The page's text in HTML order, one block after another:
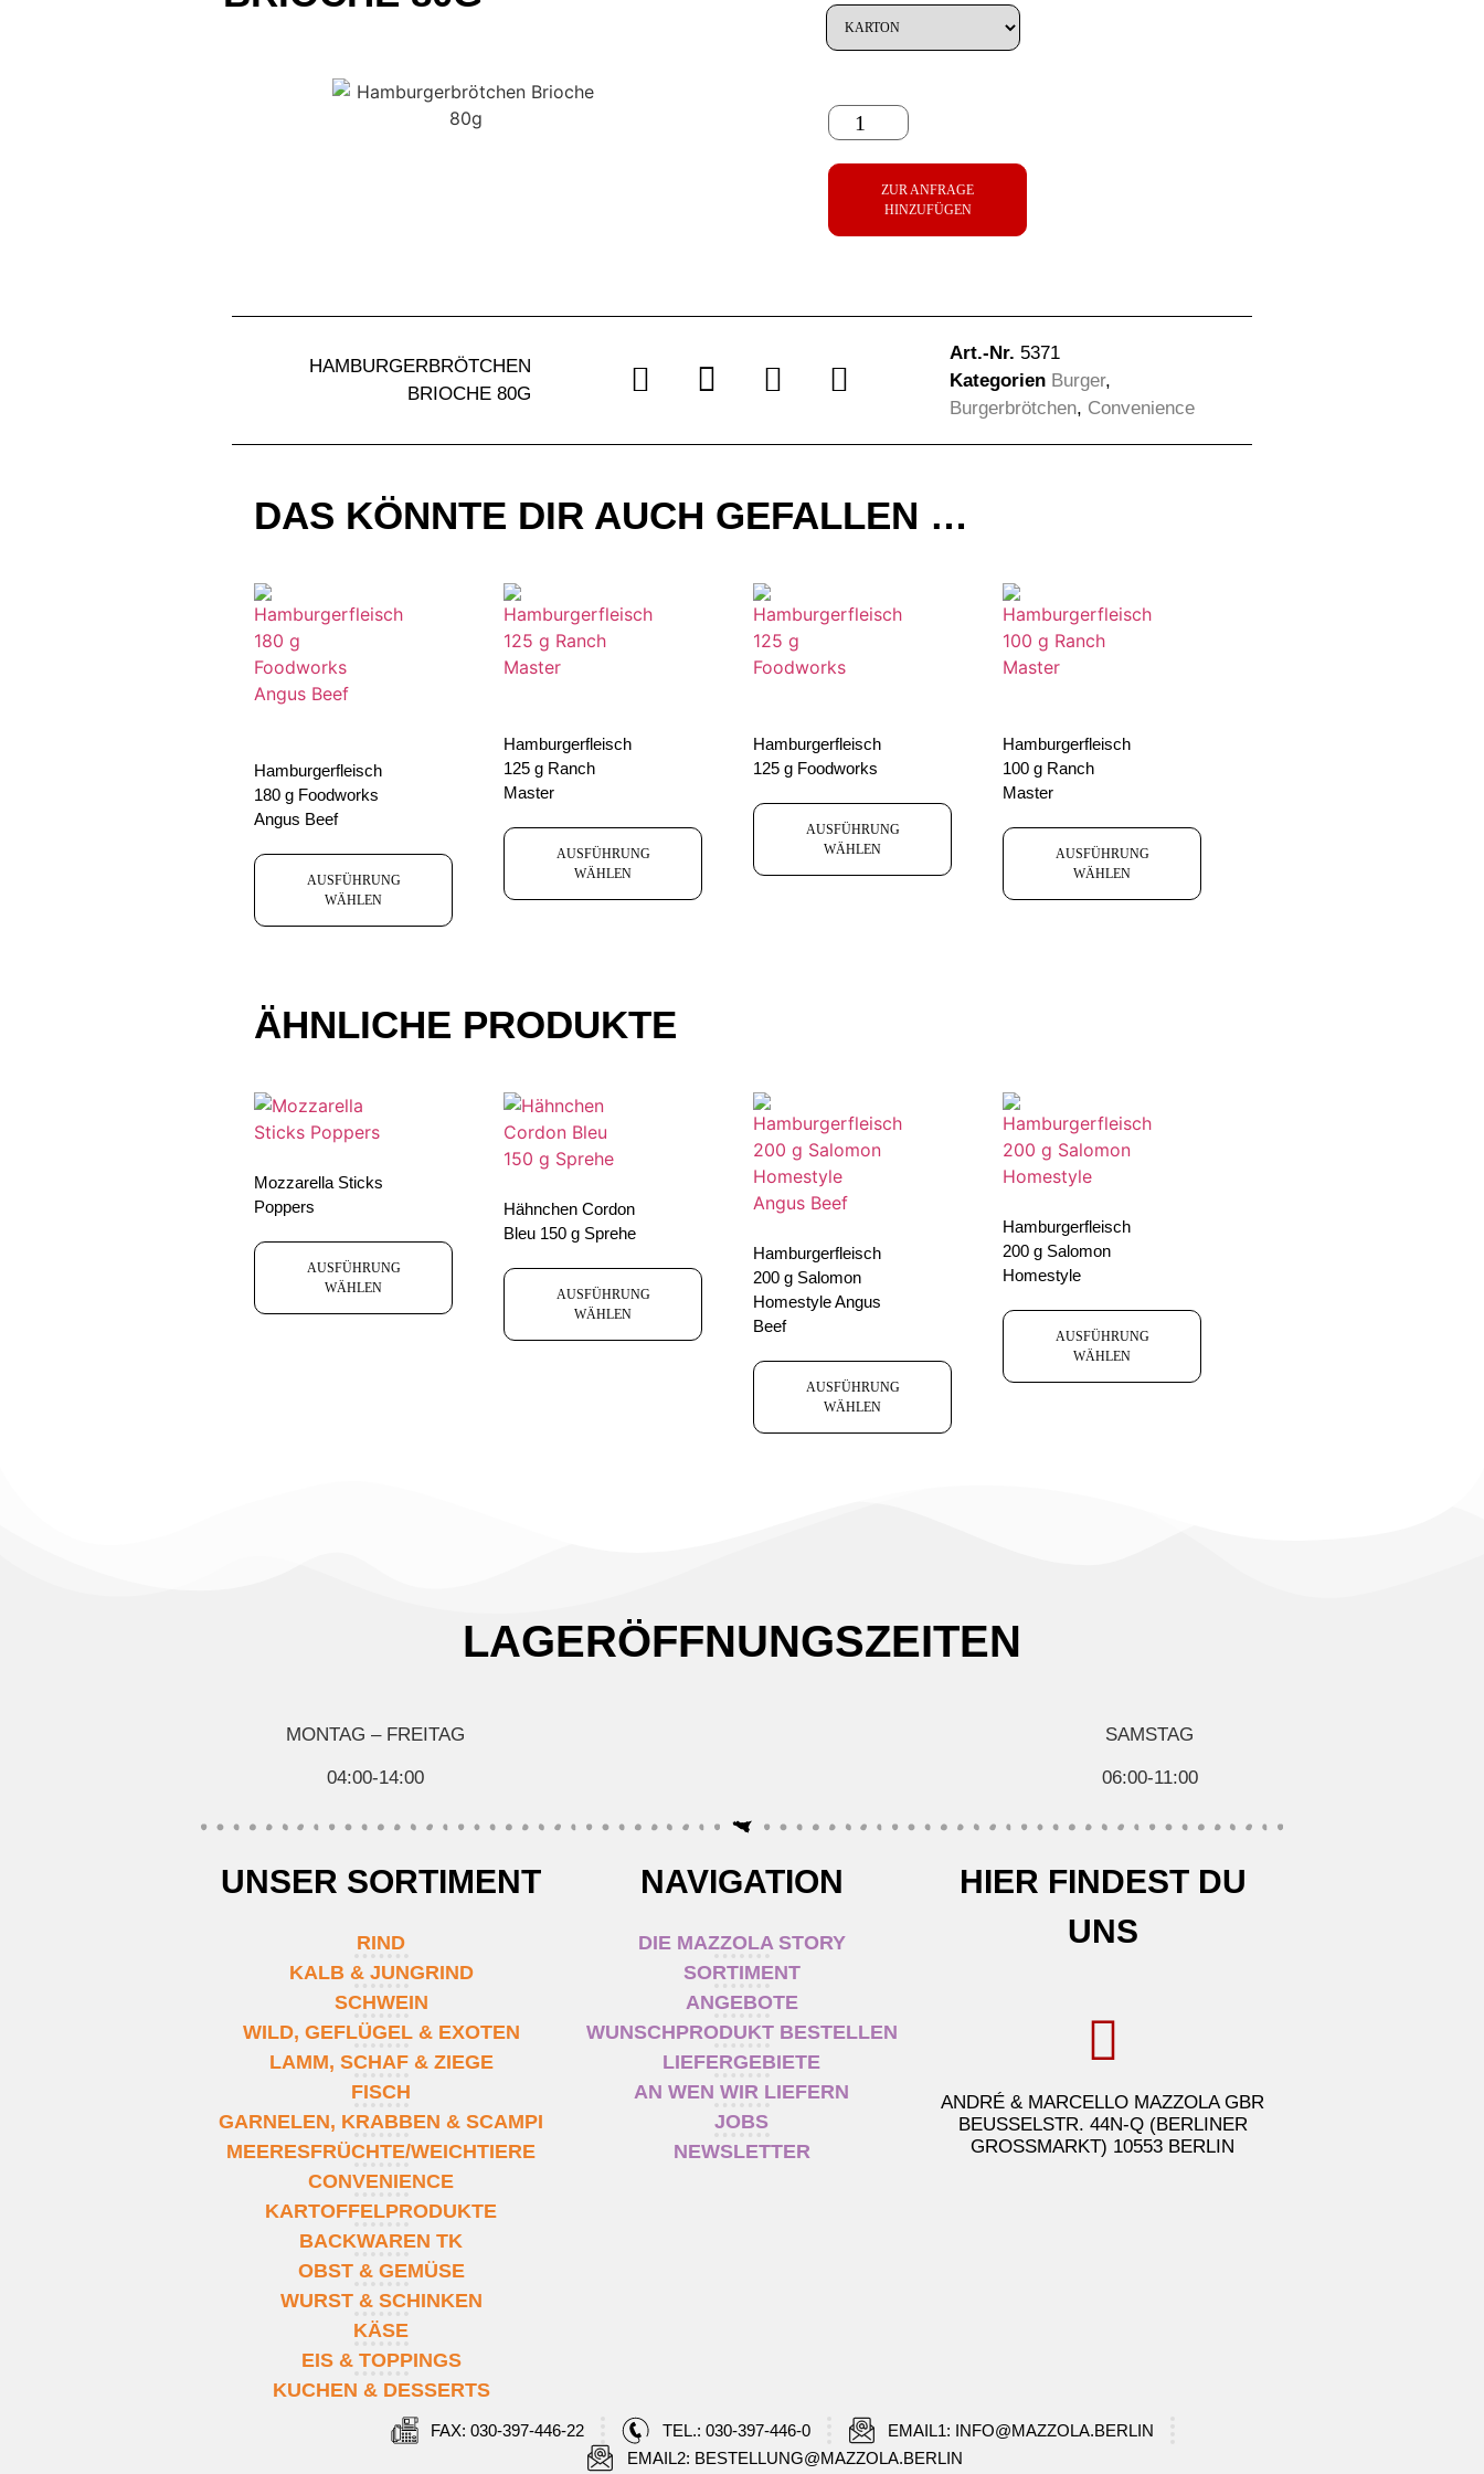
ZUR ANFRAGE
HINZUFÜGEN
HAMBURGERBRÖTCHEN
BRIOCHE 80G
Art.-Nr. 5371
Kategorien Burger,
Burgerbrötchen, Convenience
DAS KÖNNTE DIR AUCH GEFALLEN …
Hamburgerfleisch
180 g Foodworks
Angus Beef
AUSFÜHRUNG
WÄHLEN
Hamburgerfleisch
125 g Ranch
Master
AUSFÜHRUNG
WÄHLEN
Hamburgerfleisch
125 g Foodworks
AUSFÜHRUNG
WÄHLEN
Hamburgerfleisch
100 g Ranch
Master
AUSFÜHRUNG
WÄHLEN
ÄHNLICHE PRODUKTE
Mozzarella Sticks
Poppers
AUSFÜHRUNG
WÄHLEN
Hähnchen Cordon
Bleu 150 g Sprehe
AUSFÜHRUNG
WÄHLEN
Hamburgerfleisch
200 g Salomon
Homestyle Angus
Beef
AUSFÜHRUNG
WÄHLEN
Hamburgerfleisch
200 g Salomon
Homestyle
AUSFÜHRUNG
WÄHLEN
LAGERÖFFNUNGSZEITEN
MONTAG – FREITAG
04:00-14:00
SAMSTAG
06:00-11:00
UNSER SORTIMENT
RIND
KALB & JUNGRIND
SCHWEIN
WILD, GEFLÜGEL & EXOTEN
LAMM, SCHAF & ZIEGE
FISCH
GARNELEN, KRABBEN & SCAMPI
MEERESFRÜCHTE/WEICHTIERE
CONVENIENCE
KARTOFFELPRODUKTE
BACKWAREN TK
OBST & GEMÜSE
WURST & SCHINKEN
KÄSE
EIS & TOPPINGS
KUCHEN & DESSERTS
NAVIGATION
DIE MAZZOLA STORY
SORTIMENT
ANGEBOTE
WUNSCHPRODUKT BESTELLEN
LIEFERGEBIETE
AN WEN WIR LIEFERN
JOBS
NEWSLETTER
HIER FINDEST DU
UNS
ANDRÉ & MARCELLO MAZZOLA GBR
BEUSSELSTR. 44N-Q (BERLINER
GROSSMARKT) 10553 BERLIN
FAX: 030-397-446-22 TEL.: 030-397-446-0
EMAIL1: INFO@MAZZOLA.BERLIN
EMAIL2: BESTELLUNG@MAZZOLA.BERLIN